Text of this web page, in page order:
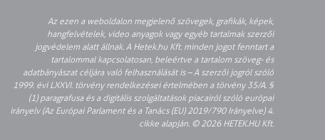
Az ezen a weboldalon megjelenő szövegek, grafikák, képek,
hangfelvételek, video anyagok vagy egyéb tartalmak szerzői
jogvédelem alatt állnak. A Hetek.hu Kft. minden jogot fenntart a
tartalommal kapcsolatosan, beleértve a tartalom szöveg- és
adatbányászat céljára való felhasználását is – A szerzői jogról szóló
1999. évi LXXVI. törvény rendelkezései értelmében a törvény 35/A. §
(1) paragrafusa és a digitális szolgáltatások piacairól szóló európai
irányelv (Az Európai Parlament és a Tanács (EU) 2019/790 Irányelve) 4.
cikke alapján. © 2026 HETEK.HU Kft.